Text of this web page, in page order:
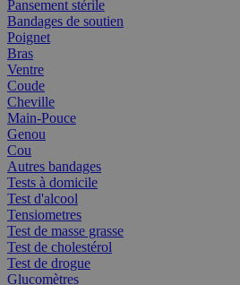
Pansement stérile
Bandages de soutien
Poignet
Bras
Ventre
Coude
Cheville
Main-Pouce
Genou
Cou
Autres bandages
Tests à domicile
Test d'alcool
Tensiometres
Test de masse grasse
Test de cholestérol
Test de drogue
Glucomètres